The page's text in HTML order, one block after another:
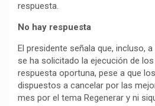
respuesta.
No hay respuesta
El presidente señala que, incluso,
se ha solicitado la ejecución de
respuesta oportuna, pese a que
dispuestos a cancelar por las
mes por el tema Regenerar y ni